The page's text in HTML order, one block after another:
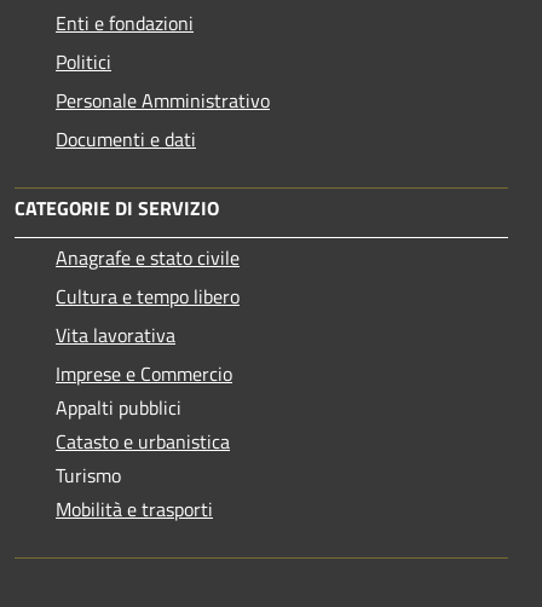
Enti e fondazioni
Politici
Personale Amministrativo
Documenti e dati
CATEGORIE DI SERVIZIO
Anagrafe e stato civile
Cultura e tempo libero
Vita lavorativa
Imprese e Commercio
Appalti pubblici
Catasto e urbanistica
Turismo
Mobilità e trasporti